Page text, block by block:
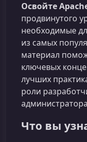
Освойте
продвинутого
необходимые
из самых
материал
ключевых
лучших
роли
Что вы